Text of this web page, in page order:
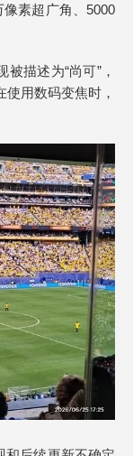
素超广角、5000
描述为“尚可”，
用数码变焦时，